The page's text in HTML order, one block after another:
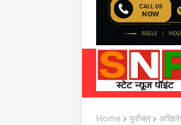
Home पूर्वांचल